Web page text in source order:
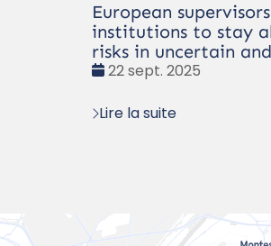
European
institutions to stay
risks in uncertain
Date
22 sept. 2025
Lire la suite